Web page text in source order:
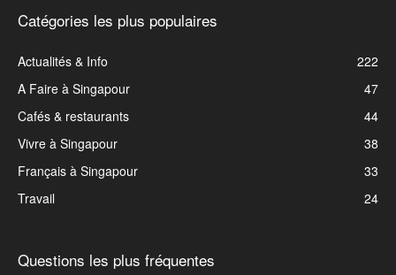
Catégories les plus populaires
Actualités & Info
222
A Faire à Singapour
47
Cafés & restaurants
44
Vivre à Singapour
38
Français à Singapour
33
Travail
24
Questions les plus fréquentes